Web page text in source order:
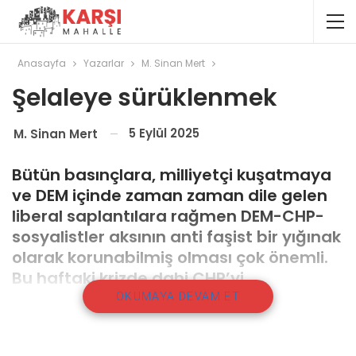
Anasayfa Yazarlar M. Sinan Mert
Şelaleye sürüklenmek
M. Sinan Mert 5 Eylül 2025
Bütün basınçlara, milliyetçi kuşatmaya
ve DEM içinde zaman zaman dile gelen
liberal saplantılara rağmen DEM-CHP-
sosyalistler aksının anti faşist bir yığınak
olarak korunabilmiş olması çok önemli.
Bu haftaki krizde dahi CHP’yi
Komisyon’dan ayrılmaya davet etmesi,
milliyetçi sol aklın aslen DEM’i izole
OKUMAYA DEVAM ET